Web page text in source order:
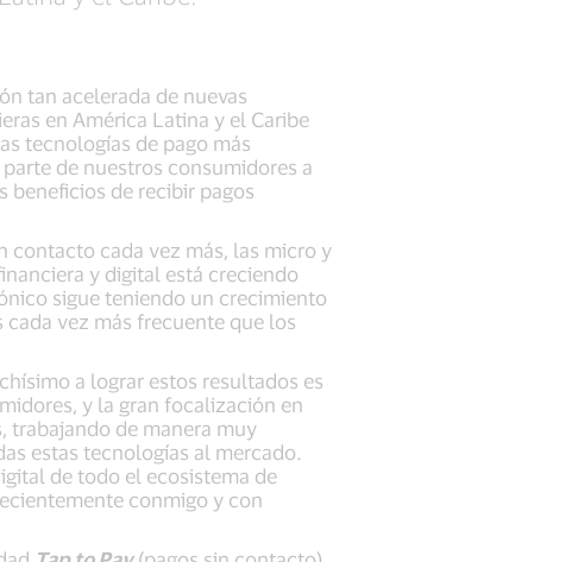
tan acelerada de nuevas
en América Latina y el Caribe
tecnologías de pago más
de nuestros consumidores a
beneficios de recibir pagos
contacto cada vez más, las micro y
y digital está creciendo
sigue teniendo un crecimiento
vez más frecuente que los
a lograr estos resultados es
y la gran focalización en
trabajando de manera muy
estas tecnologías al mercado.
de todo el ecosistema de
conmigo y con